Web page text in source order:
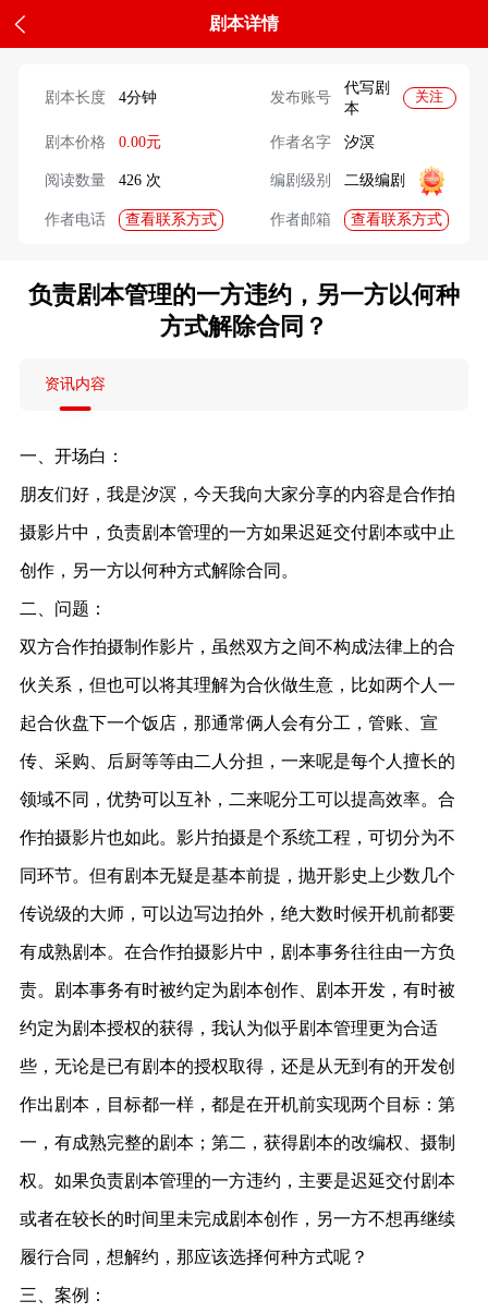
剧本详情
剧本长度 4分钟 发布账号
代写剧
本
关注
剧本价格 0.00元 作者名字 汐溟
阅读数量 426 次 编剧级别 二级编剧
作者电话 查看联系方式 作者邮箱 查看联系方式
负责剧本管理的一方违约，另一方以何种
方式解除合同？
资讯内容
一、开场白：
朋友们好，我是汐溟，今天我向大家分享的内容是合作拍
摄影片中，负责剧本管理的一方如果迟延交付剧本或中止
创作，另一方以何种方式解除合同。
二、问题：
双方合作拍摄制作影片，虽然双方之间不构成法律上的合
伙关系，但也可以将其理解为合伙做生意，比如两个人一
起合伙盘下一个饭店，那通常俩人会有分工，管账、宣
传、采购、后厨等等由二人分担，一来呢是每个人擅长的
领域不同，优势可以互补，二来呢分工可以提高效率。合
作拍摄影片也如此。影片拍摄是个系统工程，可切分为不
同环节。但有剧本无疑是基本前提，抛开影史上少数几个
传说级的大师，可以边写边拍外，绝大数时候开机前都要
有成熟剧本。在合作拍摄影片中，剧本事务往往由一方负
责。剧本事务有时被约定为剧本创作、剧本开发，有时被
约定为剧本授权的获得，我认为似乎剧本管理更为合适
些，无论是已有剧本的授权取得，还是从无到有的开发创
作出剧本，目标都一样，都是在开机前实现两个目标：第
一，有成熟完整的剧本；第二，获得剧本的改编权、摄制
权。如果负责剧本管理的一方违约，主要是迟延交付剧本
或者在较长的时间里未完成剧本创作，另一方不想再继续
履行合同，想解约，那应该选择何种方式呢？
三、案例：